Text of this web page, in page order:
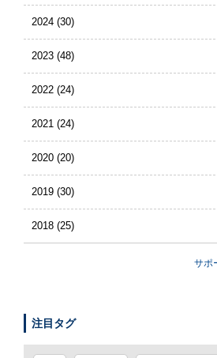
2024 (30)
2023 (48)
2022 (24)
2021 (24)
2020 (20)
2019 (30)
2018 (25)
サポ
注目タグ